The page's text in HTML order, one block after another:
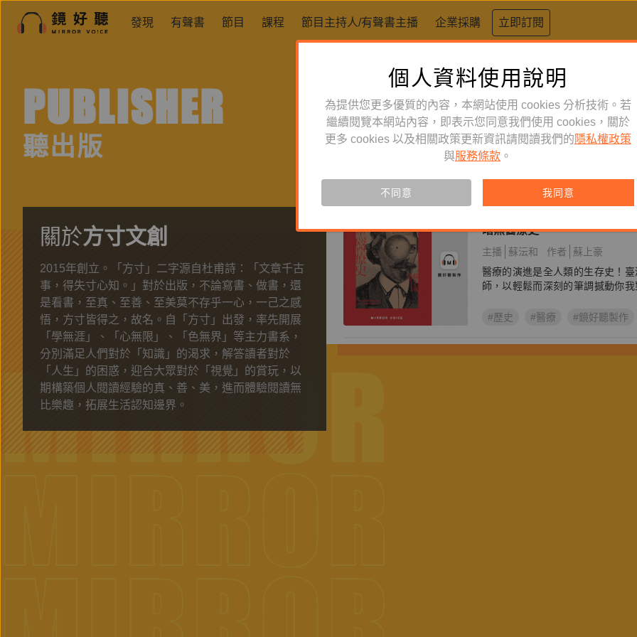
發現 有聲書 節目 課程 節目主持人/有聲書主播 企業採購 立即訂閱
PUBLISHER
聽出版
關於方寸文創
2015年創立。「方寸」二字源自杜甫詩：「文章千古
事，得失寸心知。」對於出版，不論寫書、做書，還
是看書，至真、至善、至美莫不存乎一心，一己之感
悟，方寸皆得之，故名。自「方寸」出發，率先開展
「學無涯」、「心無限」、「色無界」等主力書系，
分別滿足人們對於「知識」的渴求，解答讀者對於
「人生」的困惑，迎合大眾對於「視覺」的賞玩，以
期構築個人閱讀經驗的真、善、美，進而體驗閱讀無
比樂趣，拓展生活認知邊界。
訂閱 有聲書 人文史哲
暗黑醫療史
主播 蘇沄和 作者
蘇上豪
醫療的演進是全人類的生存史！
師，以輕鬆而深刻的筆調撼動你
#歷史 #醫療 #鏡好聽製作
MIRROR
個人資料使用說明
為提供您更多優質的內容，本網站使用 cookies 分析技術。若
繼續閱覽本網站內容，即表示您同意我們使用 cookies，關於
更多 cookies 以及相關政策更新資訊請閱讀我們的 隱私權政策
與服務條款 。
不同意 我同意